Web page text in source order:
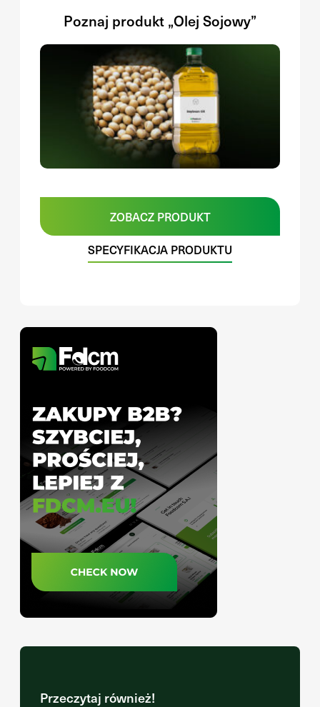
Poznaj produkt „Olej Sojowy”
ZOBACZ PRODUKT
SPECYFIKACJA PRODUKTU
Przeczytaj również!